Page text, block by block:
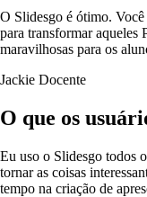
O Slidesgo é ótimo. Você
para transformar aqueles
maravilhosas para os
Jackie Docente
O que os
Eu uso o Slidesgo todos
tornar as coisas
tempo na criação de